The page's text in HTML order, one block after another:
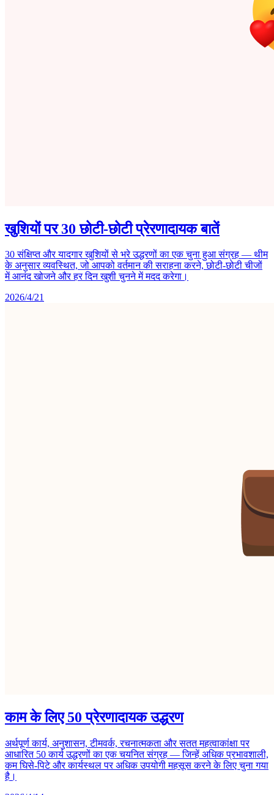
खुशियों पर 30 छोटी-छोटी प्रेरणादायक बातें
30 संक्षिप्त और यादगार खुशियों से भरे उद्धरणों का एक चुना हुआ संग्रह — थीम
के अनुसार व्यवस्थित, जो आपको वर्तमान की सराहना करने, छोटी-छोटी चीजों
में आनंद खोजने और हर दिन खुशी चुनने में मदद करेगा।
2026/4/21
काम के लिए 50 प्रेरणादायक उद्धरण
अर्थपूर्ण कार्य, अनुशासन, टीमवर्क, रचनात्मकता और सतत महत्वाकांक्षा पर
आधारित 50 कार्य उद्धरणों का एक चयनित संग्रह — जिन्हें अधिक प्रभावशाली,
कम घिसे-पिटे और कार्यस्थल पर अधिक उपयोगी महसूस करने के लिए चुना गया
है।